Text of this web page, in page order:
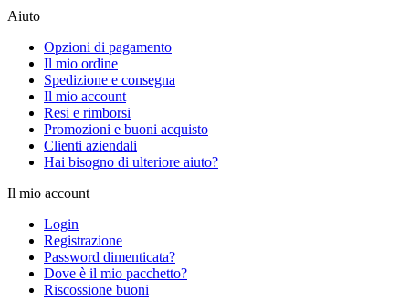
Aiuto
Opzioni di pagamento
Il mio ordine
Spedizione e consegna
Il mio account
Resi e rimborsi
Promozioni e buoni acquisto
Clienti aziendali
Hai bisogno di ulteriore aiuto?
Il mio account
Login
Registrazione
Password dimenticata?
Dove è il mio pacchetto?
Riscossione buoni